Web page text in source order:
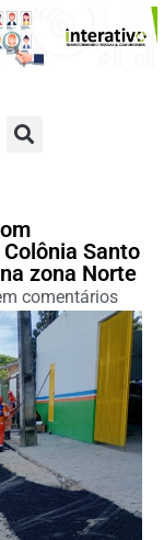
Santo
zona Norte
comentários